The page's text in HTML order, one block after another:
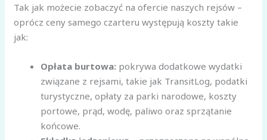
Tak jak możecie zobaczyć na ofercie naszych rejsów –
oprócz ceny samego czarteru występują koszty takie
jak:
Opłata burtowa: pokrywa dodatkowe wydatki
związane z rejsami, takie jak TransitLog, podatki
turystyczne, opłaty za parki narodowe, koszty
portowe, prąd, wodę, paliwo oraz sprzątanie
końcowe.